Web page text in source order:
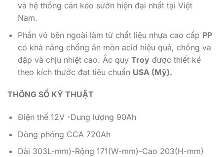
và hệ thống cán kéo sườn hiện đại nhất tại Việt
Nam.
Phần vỏ bên ngoài làm từ chất liệu nhựa cao cấp PP
có khả năng chống ăn mòn acid hiệu quả, chống va
đập và chịu nhiệt cao. Ắc quy Troyđược thiết kế
theo kích thước đạt tiêu chuẩn USA (Mỹ).
THÔNG SỐ KỸ THUẬT
Điện thế 12V -Dung lượng 90Ah
Dòng phóng CCA 720Ah
Dài 303L-mm)-Rộng 171(W-mm)-Cao 203(H-mm)